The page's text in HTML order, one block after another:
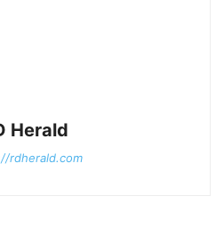
Herald
rdherald.com